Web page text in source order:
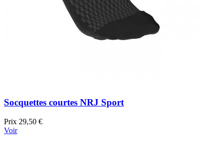
Socquettes courtes NRJ Sport
Prix 29,50 €
Voir